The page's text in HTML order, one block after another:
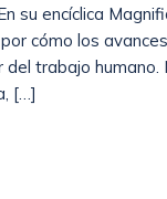
su encíclica
cómo los
trabajo
[…]